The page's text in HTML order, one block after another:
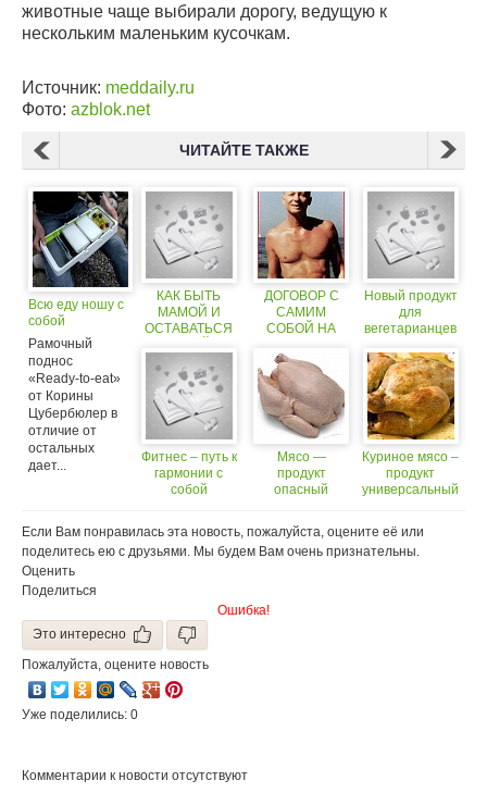
животные чаще выбирали дорогу, ведущую к
нескольким маленьким кусочкам.
Источник: meddaily.ru
Фото: azblok.net
ЧИТАЙТЕ ТАКЖЕ
Всю еду ношу с
собой
Рамочный
поднос
«Ready-to-eat»
от Корины
Цубербюлер в
отличие от
остальных
дает...
КАК БЫТЬ
МАМОЙ И
ОСТАВАТЬСЯ
Фитнес – путь к
гармонии с
собой
ДОГОВОР С
САМИМ
СОБОЙ НА
ДЛЯ СЕБЯ
УСЛОВИЯХ.
Мясо —
продукт
опасный
Новый продукт
для
вегетарианцев
Куриное мясо –
продукт
универсальный
Если Вам понравилась эта новость, пожалуйста, оцените её или
поделитесь ею с друзьями. Мы будем Вам очень признательны.
Оценить
Поделиться
Ошибка!
Это интересно
Пожалуйста, оцените новость
Уже поделились: 0
Комментарии к новости отсутствуют